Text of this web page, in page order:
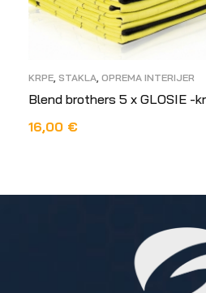
KRPE, STAKLA, OPREMA INTERIJER
Blend brothers 5 x
16,00 €